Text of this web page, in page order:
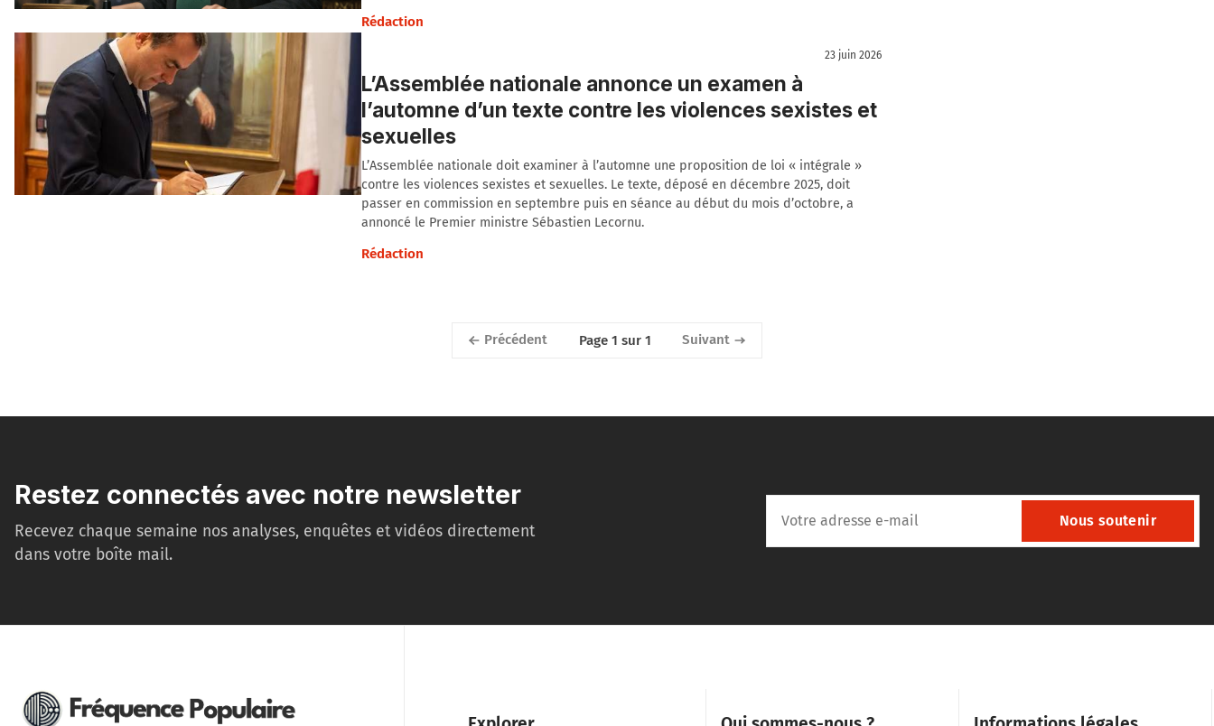
Rédaction
23 juin 2026
L’Assemblée nationale annonce un examen à
l’automne d’un texte contre les violences sexistes et
sexuelles
L’Assemblée nationale doit examiner à l’automne une proposition de loi « intégrale »
contre les violences sexistes et sexuelles. Le texte, déposé en décembre 2025, doit
passer en commission en septembre puis en séance au début du mois d’octobre, a
annoncé le Premier ministre Sébastien Lecornu.
Rédaction
Précédent Page 1 sur 1 Suivant
Restez connectés avec notre newsletter
Recevez chaque semaine nos analyses, enquêtes et vidéos directement
dans votre boîte mail.
Nous soutenir